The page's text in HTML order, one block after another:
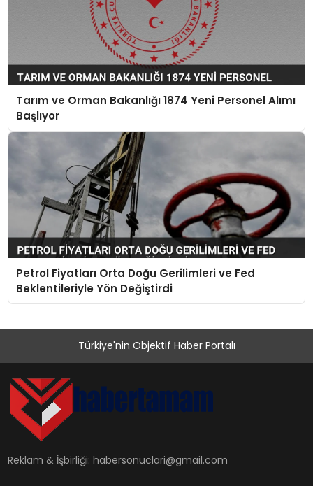
Tarım ve Orman Bakanlığı 1874 Yeni Personel Alımı
Başlıyor
Petrol Fiyatları Orta Doğu Gerilimleri ve Fed
Beklentileriyle Yön Değiştirdi
Türkiye'nin Objektif Haber Portalı
Reklam & İşbirliği:habersonuclari@gmail.com